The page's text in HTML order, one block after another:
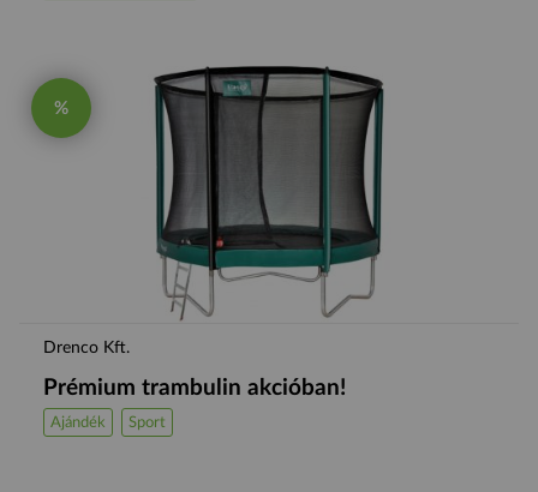
%
Drenco Kft.
Prémium trambulin akcióban!
Ajándék Sport